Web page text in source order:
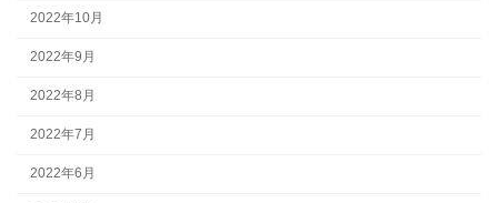
2022年10月
2022年9月
2022年8月
2022年7月
2022年6月